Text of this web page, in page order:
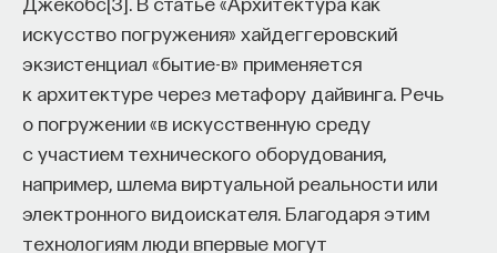
искусство погружения» хайдеггеровский
экзистенциал «бытие-в» применяется
к архитектуре через метафору дайвинга. Речь
о погружении «в искусственную среду
с участием технического оборудования,
например, шлема виртуальной реальности или
электронного видоискателя. Благодаря этим
технологиям люди впервые могут